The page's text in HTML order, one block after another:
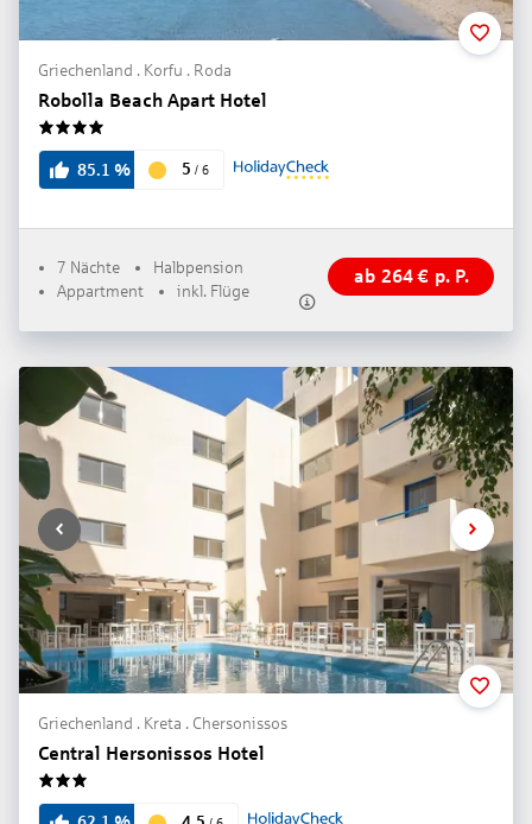
Griechenland . Korfu . Roda
Robolla Beach Apart Hotel
4
85.1 % 5 / 6
7 Nächte
Halbpension
Appartment
inkl. Flüge
ab 264€ p. P.
Griechenland . Kreta . Chersonissos
Central Hersonissos Hotel